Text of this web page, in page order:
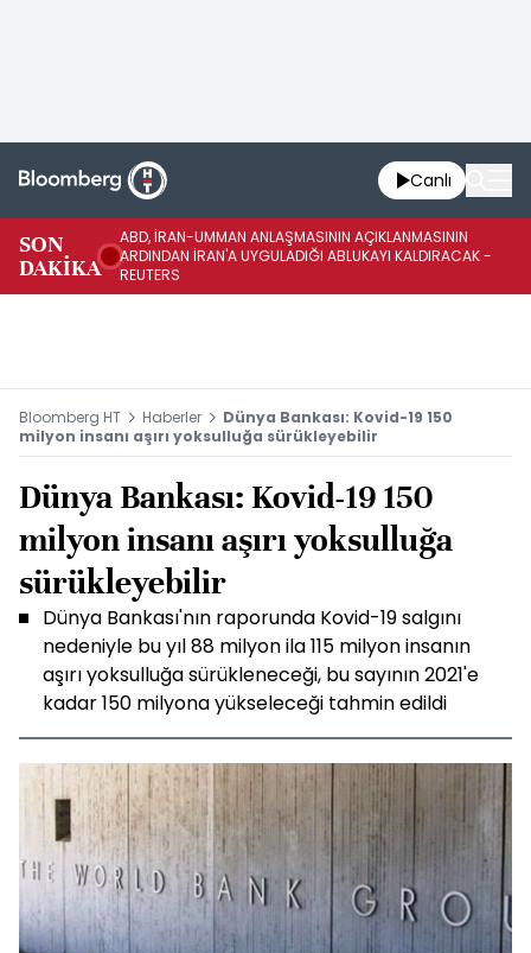
Canlı
SON
DAKİKA
ABD, İRAN-UMMAN ANLAŞMASININ AÇIKLANMASININ
ARDINDAN İRAN'A UYGULADIĞI ABLUKAYI KALDIRACAK -
REUTERS
Bloomberg HT Haberler
Dünya Bankası: Kovid-19 150
milyon insanı aşırı yoksulluğa sürükleyebilir
Dünya Bankası: Kovid-19 150
milyon insanı aşırı yoksulluğa
sürükleyebilir
Dünya Bankası'nın raporunda Kovid-19 salgını
nedeniyle bu yıl 88 milyon ila 115 milyon insanın
aşırı yoksulluğa sürükleneceği, bu sayının 2021'e
kadar 150 milyona yükseleceği tahmin edildi